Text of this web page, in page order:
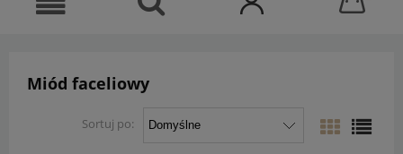
Miód faceliowy
Sortuj po: